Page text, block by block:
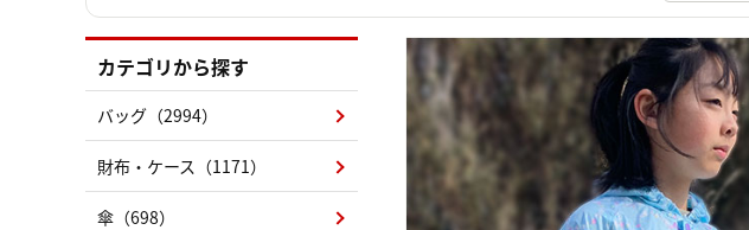
カテゴリから探す
バッグ（2994）
財布・ケース（1171）
傘（698）